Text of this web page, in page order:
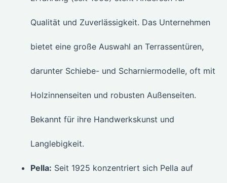
Qualität und Zuverlässigkeit. Das Unternehmen
bietet eine große Auswahl an Terrassentüren,
darunter Schiebe- und Scharniermodelle, oft mit
Holzinnenseiten und robusten Außenseiten.
Bekannt für ihre Handwerkskunst und
Langlebigkeit.
Pella: Seit 1925 konzentriert sich Pella auf